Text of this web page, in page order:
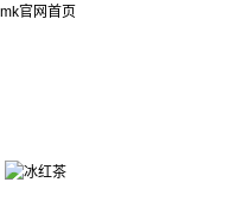
mk官网首页